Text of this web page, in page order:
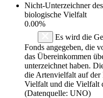
Nicht-Unterzeichner
biologische Vielfalt
0.00%
Es wird die
Fonds angegeben, die
das Übereinkommen
unterzeichnet haben.
die Artenvielfalt auf der
Vielfalt und die Vielfalt
(Datenquelle: UNO)